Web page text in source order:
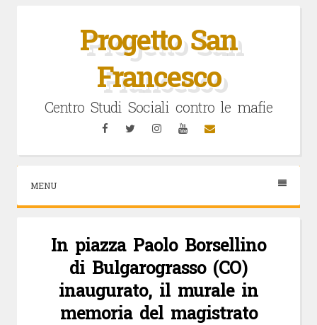
Progetto San
Francesco
Centro Studi Sociali contro le mafie
FacebookTwitterInstagramYouTubeEmail
MENU
In piazza Paolo Borsellino
di Bulgarograsso (CO)
inaugurato, il murale in
memoria del magistrato